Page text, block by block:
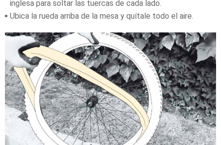
inglesa para soltar las tuercas de cada lado.
Ubica la rueda arriba de la mesa y quítale todo el aire.